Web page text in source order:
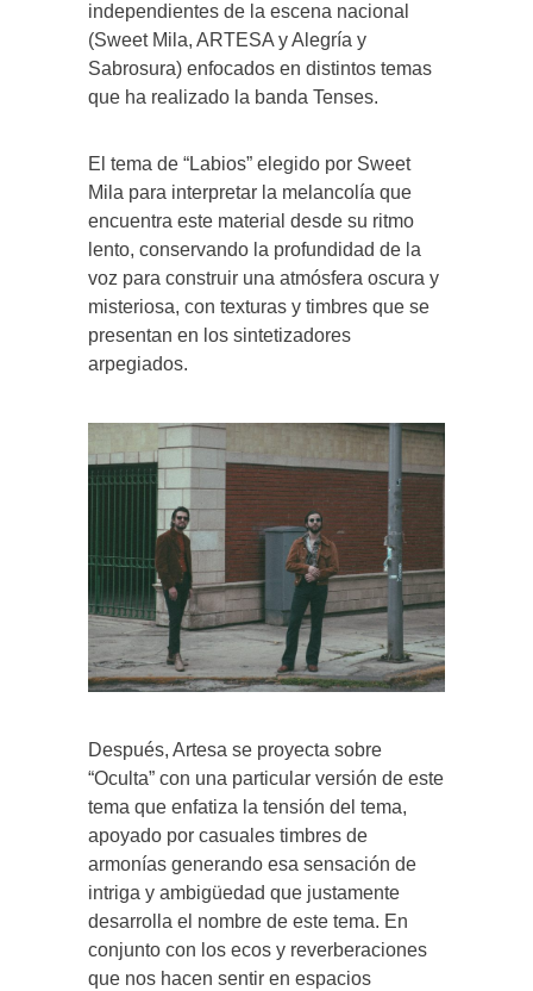
independientes de la escena nacional
(Sweet Mila, ARTESA y Alegría y
Sabrosura) enfocados en distintos temas
que ha realizado la banda Tenses.
El tema de “Labios” elegido por Sweet
Mila para interpretar la melancolía que
encuentra este material desde su ritmo
lento, conservando la profundidad de la
voz para construir una atmósfera oscura y
misteriosa, con texturas y timbres que se
presentan en los sintetizadores
arpegiados.
Después, Artesa se proyecta sobre
“Oculta” con una particular versión de este
tema que enfatiza la tensión del tema,
apoyado por casuales timbres de
armonías generando esa sensación de
intriga y ambigüedad que justamente
desarrolla el nombre de este tema. En
conjunto con los ecos y reverberaciones
que nos hacen sentir en espacios